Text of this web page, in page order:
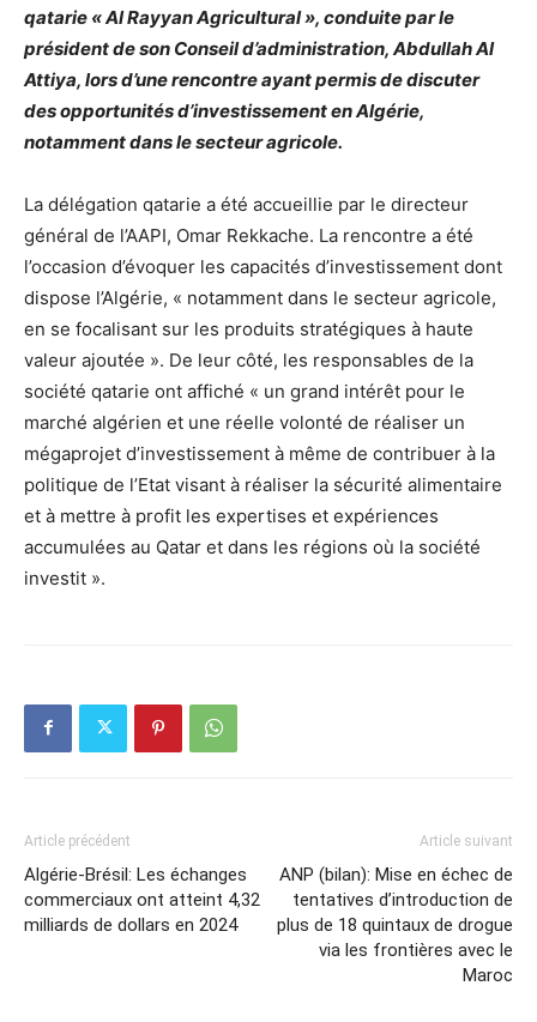
qatarie « Al Rayyan Agricultural », conduite par le
président de son Conseil d’administration, Abdullah Al
Attiya, lors d’une rencontre ayant permis de discuter
des opportunités d’investissement en Algérie,
notamment dans le secteur agricole.
La délégation qatarie a été accueillie par le directeur
général de l’AAPI, Omar Rekkache. La rencontre a été
l’occasion d’évoquer les capacités d’investissement dont
dispose l’Algérie, « notamment dans le secteur agricole,
en se focalisant sur les produits stratégiques à haute
valeur ajoutée ». De leur côté, les responsables de la
société qatarie ont affiché « un grand intérêt pour le
marché algérien et une réelle volonté de réaliser un
mégaprojet d’investissement à même de contribuer à la
politique de l’Etat visant à réaliser la sécurité alimentaire
et à mettre à profit les expertises et expériences
accumulées au Qatar et dans les régions où la société
investit ».
Article précédent
Algérie-Brésil: Les échanges
commerciaux ont atteint 4,32
milliards de dollars en 2024
Article suivant
ANP (bilan): Mise en échec de
tentatives d’introduction de
plus de 18 quintaux de drogue
via les frontières avec le
Maroc